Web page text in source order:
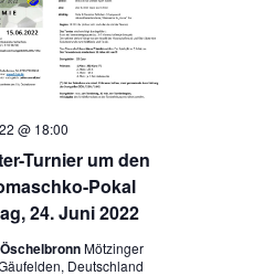
Turnier um den
Pokal
24. Juni 2022
@ 18:00
Mötzinger
Deutschland